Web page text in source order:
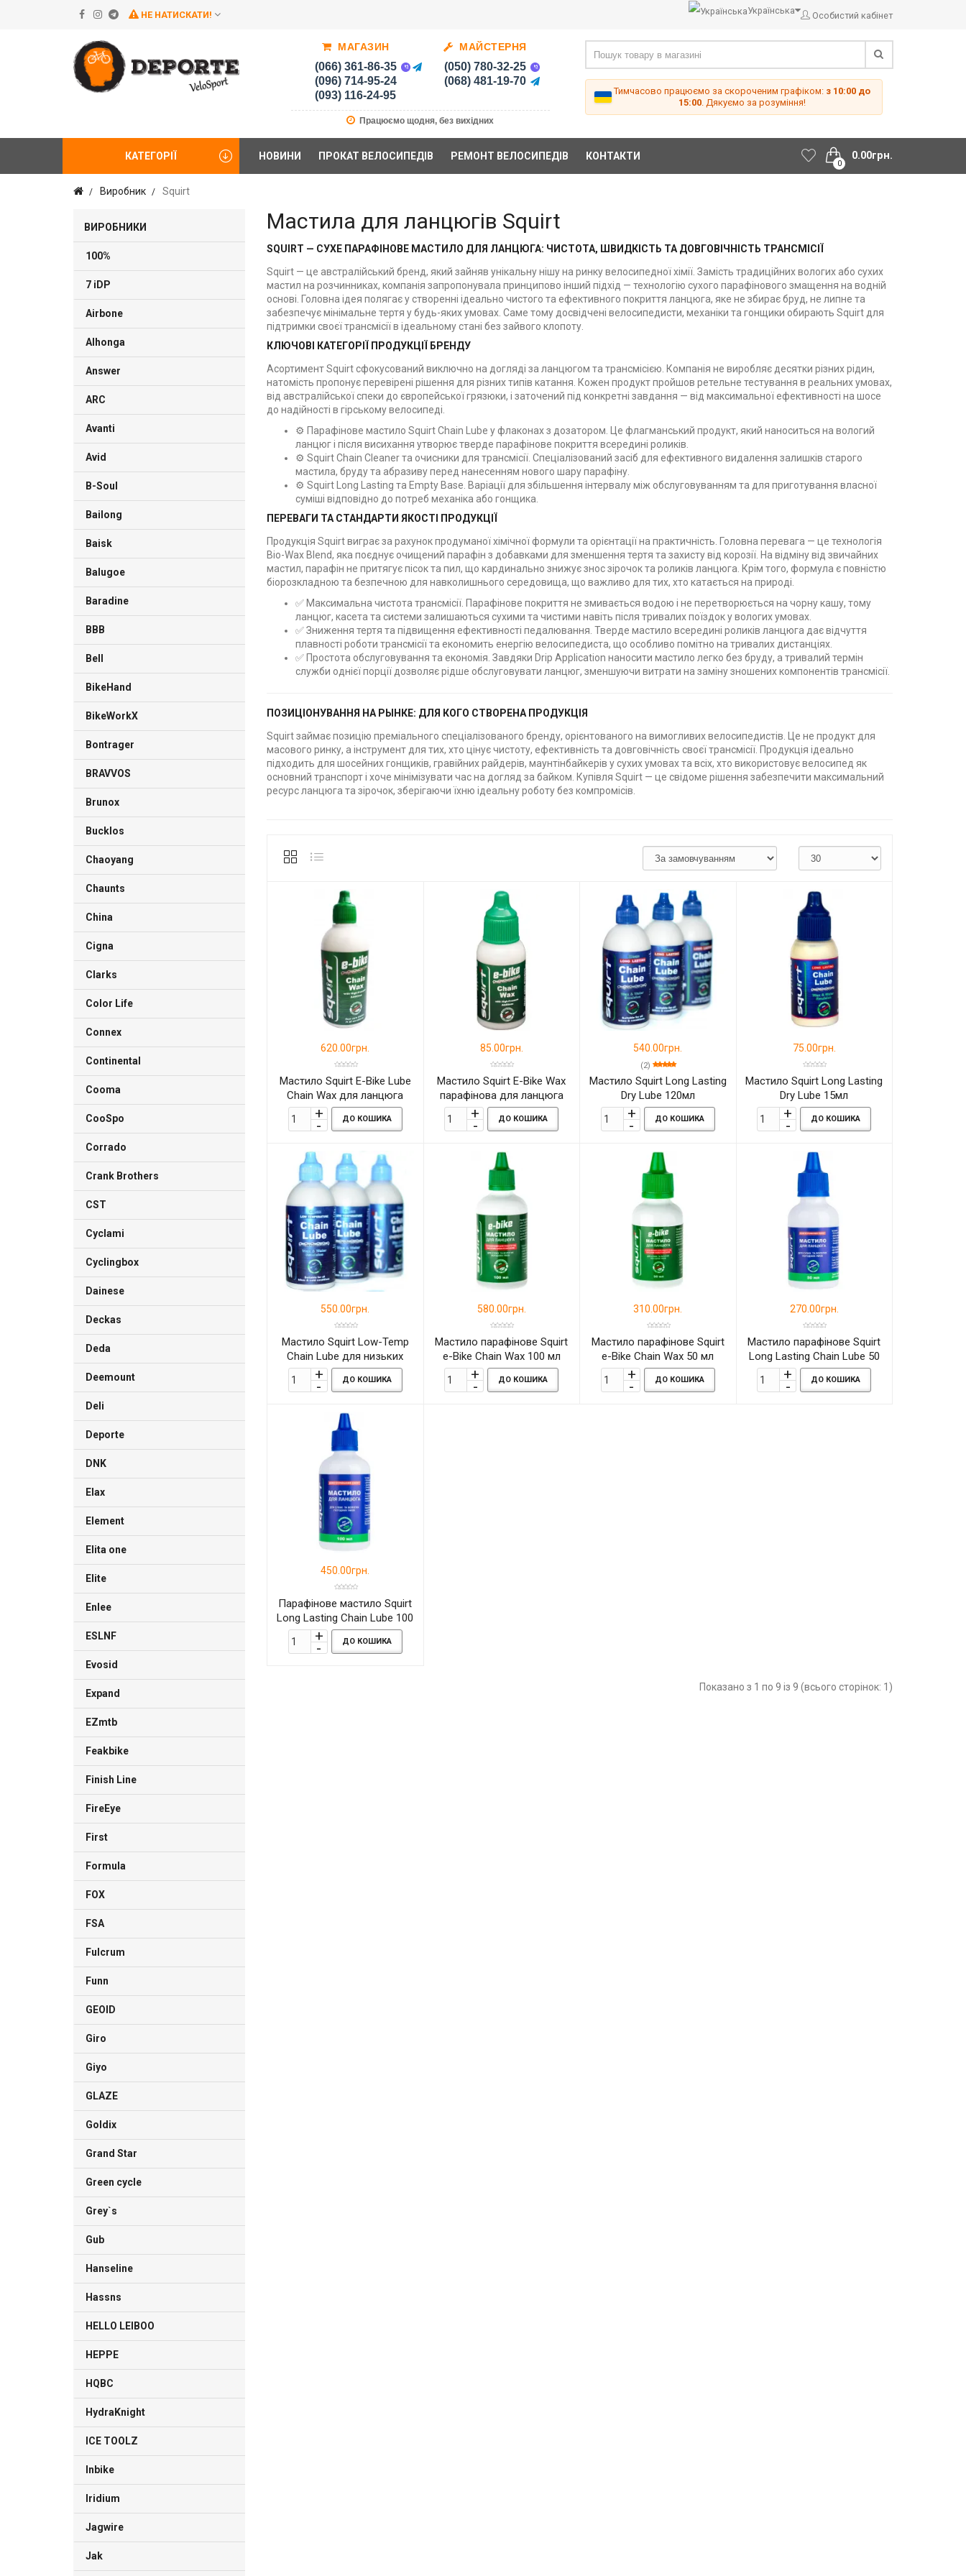
НЕ НАТИСКАТИ! Українська Особистий кабінет
МАГАЗИН
(066) 361-86-35
(096) 714-95-24
(093) 116-24-95
МАЙСТЕРНЯ
(050) 780-32-25
(068) 481-19-70
Працюємо щодня, без вихідних
Тимчасово працюємо за скороченим графіком: з 10:00 до
15:00. Дякуємо за розуміння!
0
0.00грн.
КАТЕГОРІЇ НОВИНИ ПРОКАТ ВЕЛОСИПЕДІВ РЕМОНТ ВЕЛОСИПЕДІВ КОНТАКТИ
Виробник Squirt
ВИРОБНИКИ
100%
7 iDP
Airbone
Alhonga
Answer
ARC
Avanti
Avid
B-Soul
Bailong
Baisk
Balugoe
Baradine
BBB
Bell
BikeHand
BikeWorkX
Bontrager
BRAVVOS
Brunox
Bucklos
Chaoyang
Chaunts
China
Cigna
Clarks
Color Life
Connex
Continental
Cooma
CooSpo
Corrado
Crank Brothers
CST
Cyclami
Cyclingbox
Dainese
Deckas
Deda
Deemount
Deli
Deporte
DNK
Elax
Element
Elita one
Elite
Enlee
ESLNF
Evosid
Expand
EZmtb
Feakbike
Finish Line
FireEye
First
Formula
FOX
FSA
Fulcrum
Funn
GEOID
Giro
Giyo
GLAZE
Goldix
Grand Star
Green cycle
Grey`s
Gub
Hanseline
Hassns
HELLO LEIBOO
HEPPE
HQBC
HydraKnight
ICE TOOLZ
Inbike
Iridium
Jagwire
Jak
Мастила для ланцюгів Squirt
SQUIRT — СУХЕ ПАРАФІНОВЕ МАСТИЛО ДЛЯ ЛАНЦЮГА: ЧИСТОТА, ШВИДКІСТЬ ТА ДОВГОВІЧНІСТЬ ТРАНСМІСІЇ
Squirt — це австралійський бренд, який зайняв унікальну нішу на ринку велосипедної хімії. Замість традиційних вологих або сухих
мастил на розчинниках, компанія запропонувала принципово інший підхід — технологію сухого парафінового змащення на водній
основі. Головна ідея полягає у створенні ідеально чистого та ефективного покриття ланцюга, яке не збирає бруд, не липне та
забезпечує мінімальне тертя у будь-яких умовах. Саме тому досвідчені велосипедисти, механіки та гонщики обирають Squirt для
підтримки своєї трансмісії в ідеальному стані без зайвого клопоту.
КЛЮЧОВІ КАТЕГОРІЇ ПРОДУКЦІЇ БРЕНДУ
Асортимент Squirt сфокусований виключно на догляді за ланцюгом та трансмісією. Компанія не виробляє десятки різних рідин,
натомість пропонує перевірені рішення для різних типів катання. Кожен продукт пройшов ретельне тестування в реальних умовах,
від австралійської спеки до європейської грязюки, і заточений під конкретні завдання — від максимальної ефективності на шосе
до надійності в гірському велосипеді.
⚙️ Парафінове мастило Squirt Chain Lube у флаконах з дозатором. Це флагманський продукт, який наноситься на вологий
ланцюг і після висихання утворює тверде парафінове покриття всередині роликів.
⚙️ Squirt Chain Cleaner та очисники для трансмісії. Спеціалізований засіб для ефективного видалення залишків старого
мастила, бруду та абразиву перед нанесенням нового шару парафіну.
⚙️ Squirt Long Lasting та Empty Base. Варіації для збільшення інтервалу між обслуговуванням та для приготування власної
суміші відповідно до потреб механіка або гонщика.
ПЕРЕВАГИ ТА СТАНДАРТИ ЯКОСТІ ПРОДУКЦІЇ
Продукція Squirt виграє за рахунок продуманої хімічної формули та орієнтації на практичність. Головна перевага — це технологія
Bio-Wax Blend, яка поєднує очищений парафін з добавками для зменшення тертя та захисту від корозії. На відміну від звичайних
мастил, парафін не притягує пісок та пил, що кардинально знижує знос зірочок та роликів ланцюга. Крім того, формула є повністю
біорозкладною та безпечною для навколишнього середовища, що важливо для тих, хто катається на природі.
✅ Максимальна чистота трансмісії. Парафінове покриття не змивається водою і не перетворюється на чорну кашу, тому
ланцюг, касета та системи залишаються сухими та чистими навіть після тривалих поїздок у вологих умовах.
✅ Зниження тертя та підвищення ефективності педалювання. Тверде мастило всередині роликів ланцюга дає відчуття
плавності роботи трансмісії та економить енергію велосипедиста, що особливо помітно на тривалих дистанціях.
✅ Простота обслуговування та економія. Завдяки Drip Application наносити мастило легко без бруду, а тривалий термін
служби однієї порції дозволяє рідше обслуговувати ланцюг, зменшуючи витрати на заміну зношених компонентів трансмісії.
ПОЗИЦІОНУВАННЯ НА РЫНКЕ: ДЛЯ КОГО СТВОРЕНА ПРОДУКЦІЯ
Squirt займає позицію преміального спеціалізованого бренду, орієнтованого на вимогливих велосипедистів. Це не продукт для
масового ринку, а інструмент для тих, хто цінує чистоту, ефективність та довговічність своєї трансмісії. Продукція ідеально
підходить для шосейних гонщиків, гравійних райдерів, маунтінбайкерів у сухих умовах та всіх, хто використовує велосипед як
основний транспорт і хоче мінімізувати час на догляд за байком. Купівля Squirt — це свідоме рішення забезпечити максимальний
ресурс ланцюга та зірочок, зберігаючи їхню ідеальну роботу без компромісів.
620.00грн.
Мастило Squirt E-Bike Lube
Chain Wax для ланцюга
120мл.
ДО КОШИКА
85.00грн.
Мастило Squirt E-Bike Wax
парафінова для ланцюга
15мл
ДО КОШИКА
540.00грн.
(2)
Мастило Squirt Long Lasting
Dry Lube 120мл
ДО КОШИКА
75.00грн.
Мастило Squirt Long Lasting
Dry Lube 15мл
ДО КОШИКА
550.00грн.
Мастило Squirt Low-Temp
Chain Lube для низьких
температур 120мл
ДО КОШИКА
580.00грн.
Мастило парафінове Squirt
e-Bike Chain Wax 100 мл
ДО КОШИКА
310.00грн.
Мастило парафінове Squirt
e-Bike Chain Wax 50 мл
ДО КОШИКА
270.00грн.
Мастило парафінове Squirt
Long Lasting Chain Lube 50
мл
ДО КОШИКА
450.00грн.
Парафінове мастило Squirt
Long Lasting Chain Lube 100
мл
ДО КОШИКА
Показано з 1 по 9 із 9 (всього сторінок: 1)